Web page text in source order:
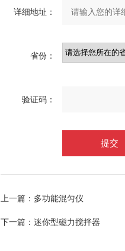
详细地址：
省份：
验证码：
上一篇： 多功能混匀仪
下一篇： 迷你型磁力搅拌器